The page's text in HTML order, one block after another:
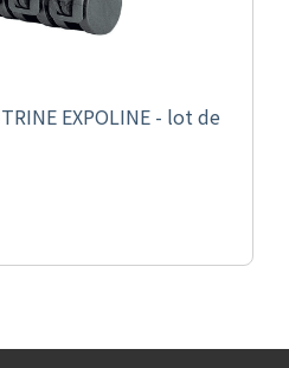
EXPOLINE - lot de